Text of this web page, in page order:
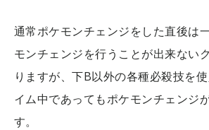
通常ポケモンチェンジをした直後は
モンチェンジを行うことが出来ない
りますが、下B以外の各種必殺技を
イム中であってもポケモンチェンジ
す。